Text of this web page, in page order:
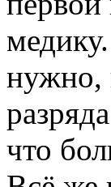
нужно,
разряда
что